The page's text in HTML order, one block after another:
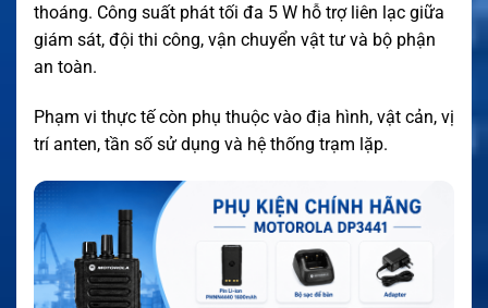
thoáng. Công suất phát tối đa 5 W hỗ trợ liên lạc giữa
giám sát, đội thi công, vận chuyển vật tư và bộ phận
an toàn.
Phạm vi thực tế còn phụ thuộc vào địa hình, vật cản, vị
trí anten, tần số sử dụng và hệ thống trạm lặp.